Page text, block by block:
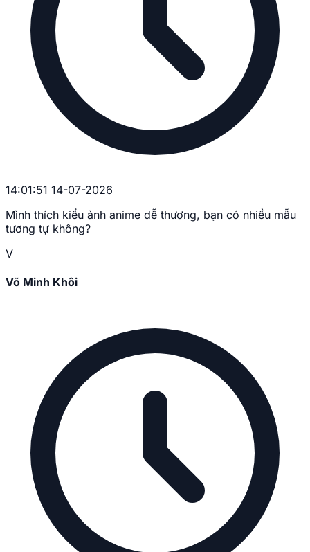
14:01:51 14-07-2026
Mình thích kiểu ảnh anime dễ thương, bạn có nhiều mẫu
tương tự không?
V
Võ Minh Khôi